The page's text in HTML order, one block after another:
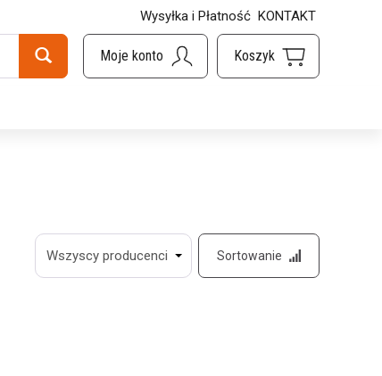
Wysyłka i Płatność KONTAKT
Sortowanie